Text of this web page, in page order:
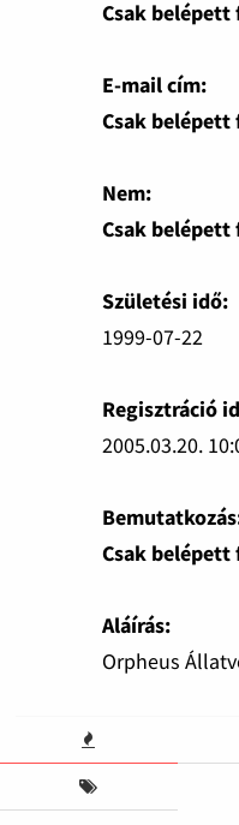
Csak
E-mail cím:
Csak
Nem:
Csak
Születési idő:
1999-07-22
Regisztráció
2005.03.20.
Csak
Aláírás:
Orpheus